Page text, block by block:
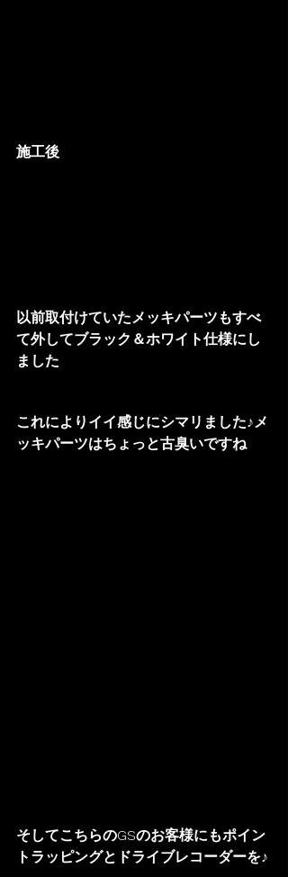
施工後
以前取付けていたメッキパーツもすべ
て外してブラック＆ホワイト仕様にし
ました
これによりイイ感じにシマリました♪メ
ッキパーツはちょっと古臭いですね
そしてこちらのGSのお客様にもポイン
トラッピングとドライブレコーダーを♪